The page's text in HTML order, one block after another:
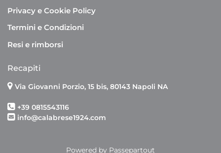
Privacy e Cookie Policy
Termini e Condizioni
Resi e rimborsi
Recapiti
Via Giovanni Porzio, 15 bis, 80143 Napoli NA
+39 0815543116
info@calabrese1924.com
Powered by Passepartout